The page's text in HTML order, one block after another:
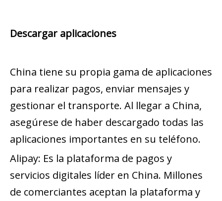
Descargar aplicaciones
China tiene su propia gama de aplicaciones
para realizar pagos, enviar mensajes y
gestionar el transporte. Al llegar a China,
asegúrese de haber descargado todas las
aplicaciones importantes en su teléfono.
Alipay: Es la plataforma de pagos y
servicios digitales líder en China. Millones
de comerciantes aceptan la plataforma y